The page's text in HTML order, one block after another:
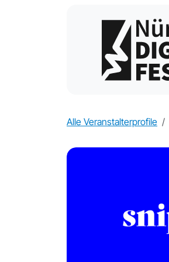
Alle Veranstalterprofile